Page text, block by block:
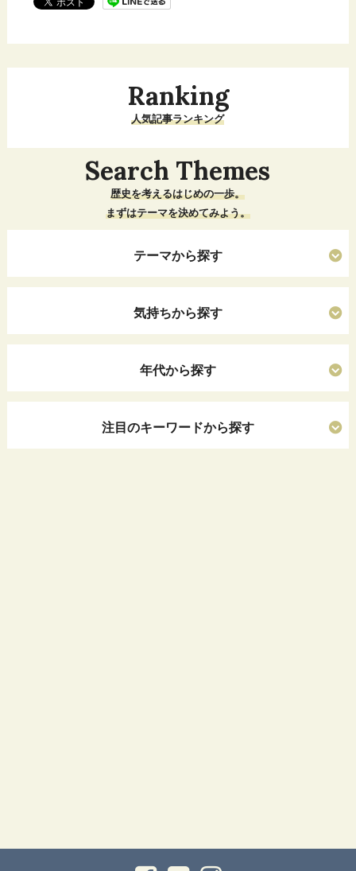
Ranking
人気記事ランキング
Search Themes
歴史を考えるはじめの一歩。
まずはテーマを決めてみよう。
テーマから探す
気持ちから探す
年代から探す
注目のキーワードから探す